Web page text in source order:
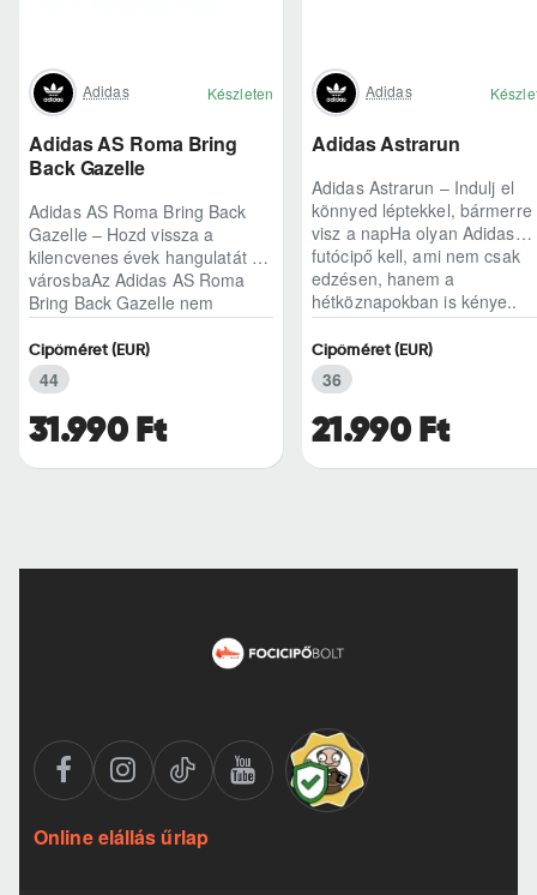
Adidas Készleten
Adidas AS Roma Bring
Back Gazelle
Adidas AS Roma Bring Back
Gazelle – Hozd vissza a
kilencvenes évek hangulatát a
városbaAz Adidas AS Roma
Bring Back Gazelle nem
egyszerű sneaker, hane..
31.990 Ft
Cipőméret (EUR)
44
Adidas
Adidas Astrarun
Adidas Astrarun – Indulj el
könnyed léptekkel, bármerre
visz a napHa olyan Adidas
futócipő kell, ami nem csak
edzésen, hanem a
hétköznapokban is kénye..
21.990 Ft
Cipőméret (EUR)
36
Online elállás űrlap